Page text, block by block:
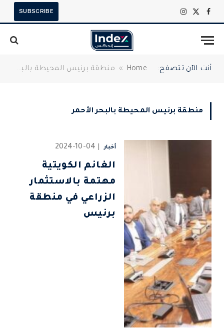
فيسبوك
X
الانستغرام
SUBSCRIBE
أنت الآن تتصفح: Home
» منطقة برنيس المحيطة بالبحر الأحمر
منطقة برنيس المحيطة بالبحر الأحمر
أخبار 2024-10-04
الغانم الكويتية
مهتمة بالاستثمار
الزراعي في منطقة
برنيس